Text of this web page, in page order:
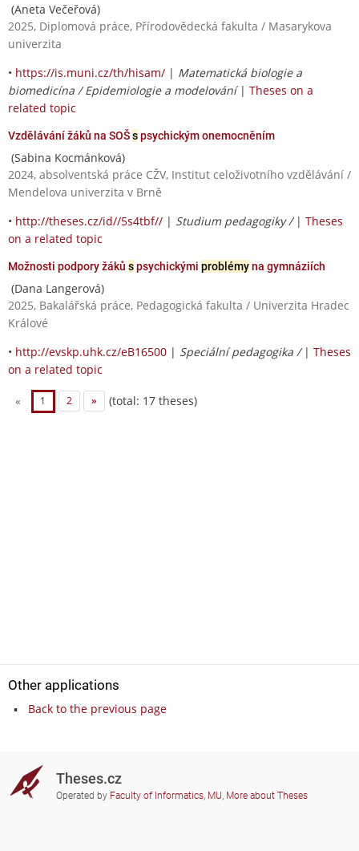
(Aneta Večeřová)
2025, Diplomová práce, Přírodovědecká fakulta / Masarykova
univerzita
• https://is.muni.cz/th/hisam/ | Matematická biologie a
biomedicína / Epidemiologie a modelování| Theses on a
related topic
Vzdělávání žáků na SOŠspsychickým onemocněním
(Sabina Kocmánková)
2024, absolventská práce CŽV, Institut celoživotního vzdělávání /
Mendelova univerzita v Brně
• http://theses.cz/id//5s4tbf// | Studium pedagogiky / | Theses
on a related topic
Možnosti podpory žáků spsychickými problémyna gymnáziích
(Dana Langerová)
2025, Bakalářská práce, Pedagogická fakulta / Univerzita Hradec
Králové
• http://evskp.uhk.cz/eB16500 | Speciální pedagogika / | Theses
on a related topic
« 1 2 » (total: 17 theses)
Other applications
Back to the previous page
Theses.cz
Operated by Faculty of Informatics, MU, More about Theses